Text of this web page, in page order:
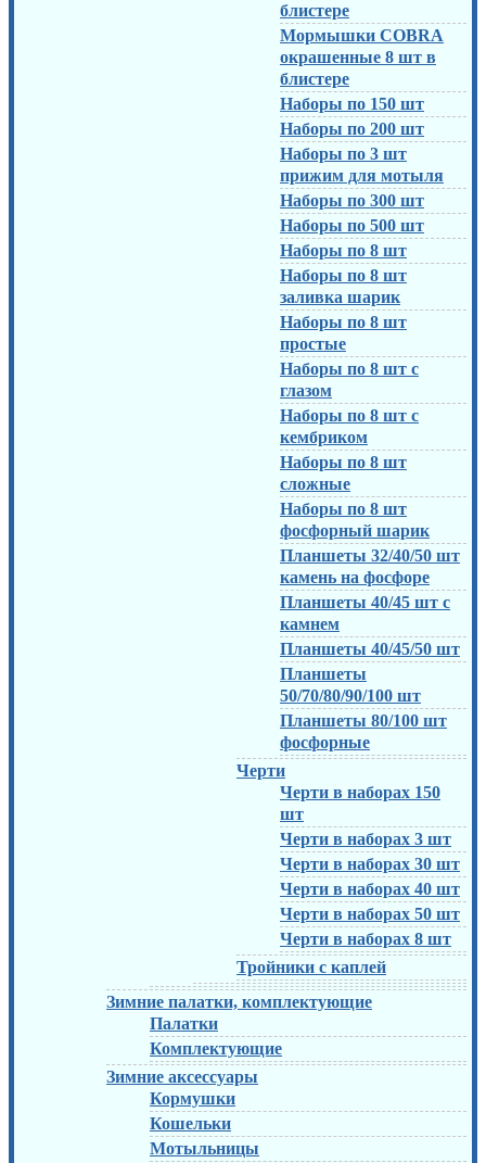
блистере
Мормышки COBRA
окрашенные 8 шт в
блистере
Наборы по 150 шт
Наборы по 200 шт
Наборы по 3 шт
прижим для мотыля
Наборы по 300 шт
Наборы по 500 шт
Наборы по 8 шт
Наборы по 8 шт
заливка шарик
Наборы по 8 шт
простые
Наборы по 8 шт с
глазом
Наборы по 8 шт с
кембриком
Наборы по 8 шт
сложные
Наборы по 8 шт
фосфорный шарик
Планшеты 32/40/50 шт
камень на фосфоре
Планшеты 40/45 шт с
камнем
Планшеты 40/45/50 шт
Планшеты
50/70/80/90/100 шт
Планшеты 80/100 шт
фосфорные
Черти
Черти в наборах 150
шт
Черти в наборах 3 шт
Черти в наборах 30 шт
Черти в наборах 40 шт
Черти в наборах 50 шт
Черти в наборах 8 шт
Тройники с каплей
Зимние палатки, комплектующие
Палатки
Комплектующие
Зимние аксессуары
Кормушки
Кошельки
Мотыльницы